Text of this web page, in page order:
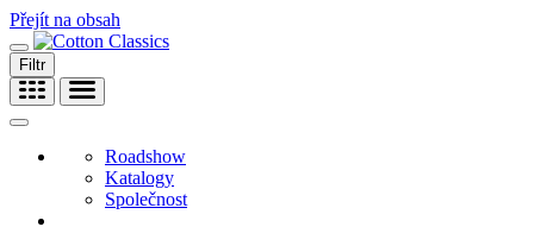
Přejít na obsah
Filtr
Roadshow
Katalogy
Společnost